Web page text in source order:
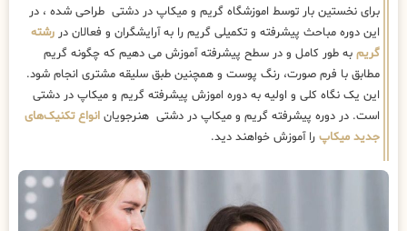
برای نخستین بار توسط اموزشگاه گریم و میکاپ در دشتی طراحی شده ، در
این دوره مباحث پیشرفته و تکمیلی گریم را به آرایشگران و فعالان در رشته
گریم به طور کامل و در سطح پیشرفته آموزش می دهیم که چگونه گریم
مطابق با فرم صورت، رنگ پوست و همچنین طبق سلیقه مشتری انجام شود.
این یک نگاه کلی و اولیه به دوره اموزش پیشرفته گریم و میکاپ در دشتی
است. در دوره پیشرفته گریم و میکاپ در دشتی هنرجویان انواع تکنیک‌های
جدید میکاپ را آموزش خواهند دید.